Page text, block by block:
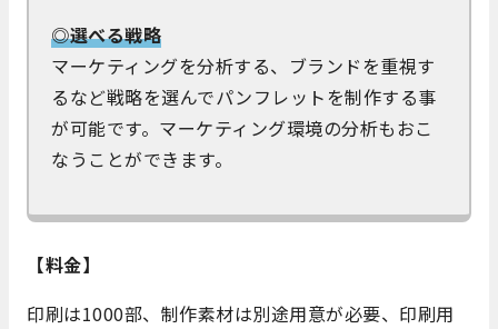
◎選べる戦略
マーケティングを分析する、ブランドを重視す
るなど戦略を選んでパンフレットを制作する事
が可能です。マーケティング環境の分析もおこ
なうことができます。
【料金】
印刷は1000部、制作素材は別途用意が必要、印刷用